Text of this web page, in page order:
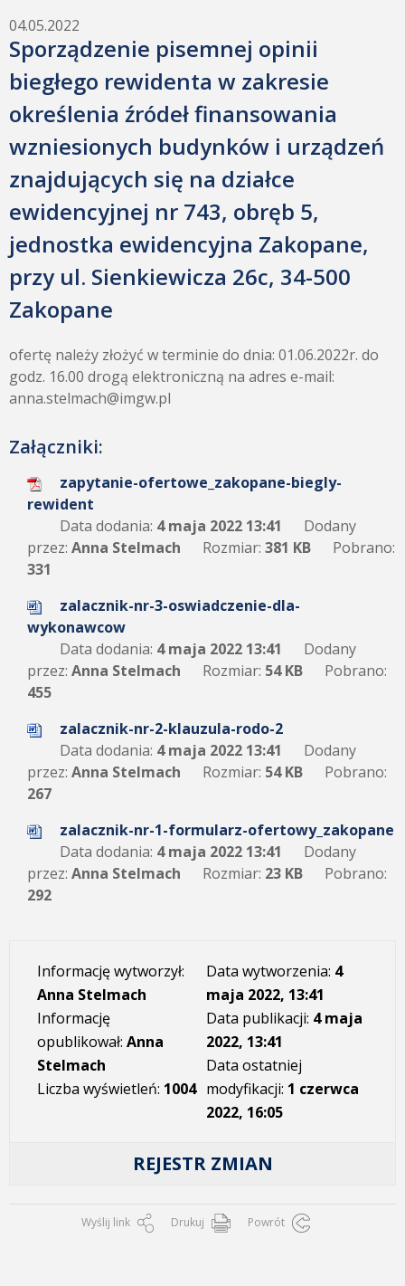
04.05.2022
Sporządzenie pisemnej opinii
biegłego rewidenta w zakresie
określenia źródeł finansowania
wzniesionych budynków i urządzeń
znajdujących się na działce
ewidencyjnej nr 743, obręb 5,
jednostka ewidencyjna Zakopane,
przy ul. Sienkiewicza 26c, 34-500
Zakopane
ofertę należy złożyć w terminie do dnia: 01.06.2022r. do
godz. 16.00 drogą elektroniczną na adres e-mail:
anna.stelmach@imgw.pl
Załączniki:
zapytanie-ofertowe_zakopane-biegly-
rewident
Data dodania: 4 maja 2022 13:41
Dodany
przez: Anna Stelmach Rozmiar: 381 KB
Pobrano:
331
zalacznik-nr-3-oswiadczenie-dla-
wykonawcow
Data dodania: 4 maja 2022 13:41
Dodany
przez: Anna Stelmach Rozmiar: 54 KB
Pobrano:
455
zalacznik-nr-2-klauzula-rodo-2
Data dodania: 4 maja 2022 13:41
Dodany
przez: Anna Stelmach Rozmiar: 54 KB
Pobrano:
267
zalacznik-nr-1-formularz-ofertowy_zakopane
Data dodania: 4 maja 2022 13:41
Dodany
przez: Anna Stelmach Rozmiar: 23 KB
Pobrano:
292
Informację wytworzył:
Anna Stelmach
Informację
opublikował: Anna
Stelmach
Liczba wyświetleń: 1004
Data wytworzenia: 4
maja 2022, 13:41
Data publikacji: 4 maja
2022, 13:41
Data ostatniej
modyfikacji: 1 czerwca
2022, 16:05
REJESTR ZMIAN
Wyślij link Drukuj Powrót